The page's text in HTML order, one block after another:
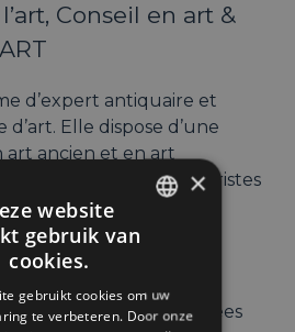
Conseil en art &
d’expert antiquaire et
Elle dispose d’une
art ancien et en art
collaboré avec des galeristes
Art, puis Hiscox pour la
pour l’Europe.
Stéphanie a
évènements privés et
visites guidées
ENGLISH
DUTCH
×
website
gebruik van
cookies.
gebruikt cookies om uw
te verbeteren. Door onze